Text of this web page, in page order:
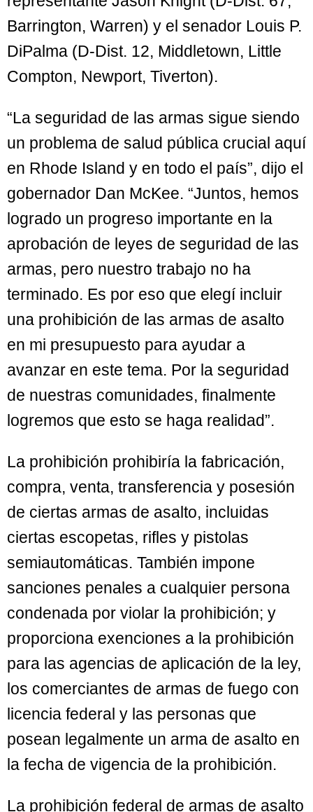
Barrington, Warren) y el senador Louis P.
DiPalma (D-Dist. 12, Middletown, Little
Compton, Newport, Tiverton).
“La seguridad de las armas sigue siendo
un problema de salud pública crucial aquí
en Rhode Island y en todo el país”, dijo el
gobernador Dan McKee. “Juntos, hemos
logrado un progreso importante en la
aprobación de leyes de seguridad de las
armas, pero nuestro trabajo no ha
terminado. Es por eso que elegí incluir
una prohibición de las armas de asalto
en mi presupuesto para ayudar a
avanzar en este tema. Por la seguridad
de nuestras comunidades, finalmente
logremos que esto se haga realidad”.
La prohibición prohibiría la fabricación,
compra, venta, transferencia y posesión
de ciertas armas de asalto, incluidas
ciertas escopetas, rifles y pistolas
semiautomáticas. También impone
sanciones penales a cualquier persona
condenada por violar la prohibición; y
proporciona exenciones a la prohibición
para las agencias de aplicación de la ley,
los comerciantes de armas de fuego con
licencia federal y las personas que
posean legalmente un arma de asalto en
la fecha de vigencia de la prohibición.
La prohibición federal de armas de asalto